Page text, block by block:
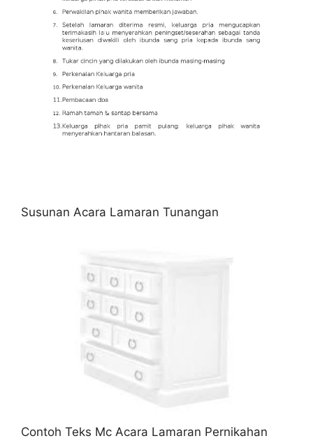
Susunan Acara Lamaran Tunangan
Contoh Teks Mc Acara Lamaran Pernikahan